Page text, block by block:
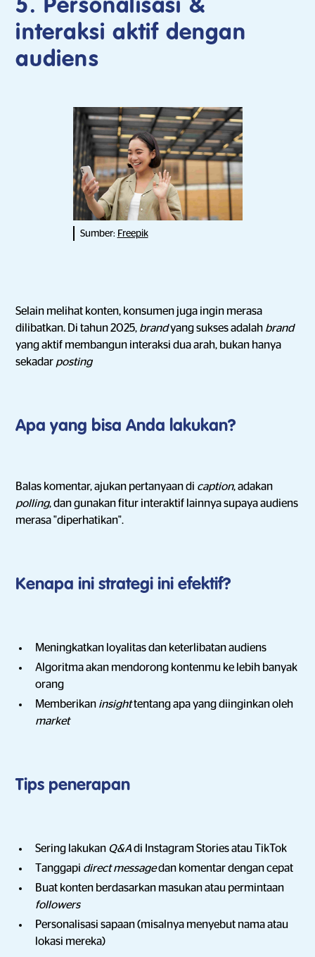
5. Personalisasi &
interaksi aktif dengan
audiens
Sumber: Freepik
Selain melihat konten, konsumen juga ingin merasa
dilibatkan. Di tahun 2025, brandyang sukses adalah brand
yang aktif membangun interaksi dua arah, bukan hanya
sekadar posting
Apa yang bisa Anda lakukan?
Balas komentar, ajukan pertanyaan di caption, adakan
polling, dan gunakan fitur interaktif lainnya supaya audiens
merasa "diperhatikan".
Kenapa ini strategi ini efektif?
Meningkatkan loyalitas dan keterlibatan audiens
Algoritma akan mendorong kontenmu ke lebih banyak
orang
Memberikan insighttentang apa yang diinginkan oleh
market
Tips penerapan
Sering lakukan Q&Adi Instagram Stories atau TikTok
Tanggapi direct messagedan komentar dengan cepat
Buat konten berdasarkan masukan atau permintaan
followers
Personalisasi sapaan (misalnya menyebut nama atau
lokasi mereka)